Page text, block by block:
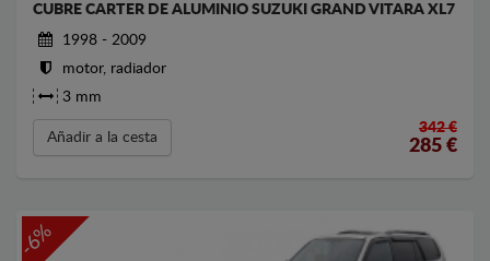
CUBRE CARTER DE ALUMINIO SUZUKI GRAND VITARA XL7
1998 - 2009
motor, radiador
3 mm
Añadir a la cesta
342 €
285 €
-6%